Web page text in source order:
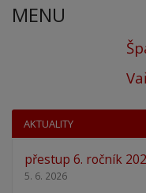
MENU
AKTUALITY
přestup 6. ročník
5. 6. 2026